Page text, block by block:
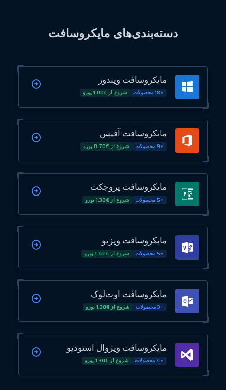
دسته‌بندی‌های مایکروسافت
مایکروسافت ویندوز
+18 محصولات شروع از €1.00 یورو
مایکروسافت آفیس
+9 محصولات شروع از €0.70 یورو
مایکروسافت پروجکت
+5 محصولات شروع از €1.30 یورو
مایکروسافت ویزیو
+5 محصولات شروع از €1.40 یورو
مایکروسافت اوت‌لوک
+3 محصولات شروع از €1.30 یورو
مایکروسافت ویژوال استودیو
+4 محصولات شروع از €1.30 یورو